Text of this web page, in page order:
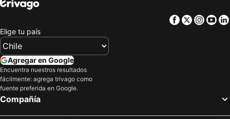
Facebook
Twitter
Elige tu país
Agregar en Google
Encuentra nuestros resultados
fácilmente: agrega trivago como
fuente preferida en Google.
Compañía